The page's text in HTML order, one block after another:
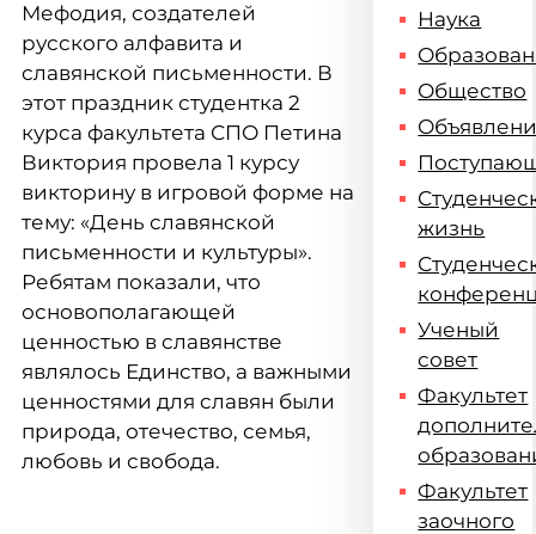
Мефодия, создателей
русского алфавита и
славянской письменности. В
этот праздник студентка 2
курса факультета СПО Петина
Виктория провела 1 курсу
викторину в игровой форме на
тему: «День славянской
письменности и культуры».
Ребятам показали, что
основополагающей
ценностью в славянстве
являлось Единство, а важными
ценностями для славян были
природа, отечество, семья,
любовь и свобода.
Наука
Общество
жизнь
Ученый
совет
Факультет
Факультет
заочного